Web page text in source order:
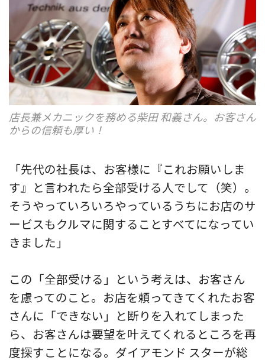
店長兼メカニックを務める柴田 和義さん。お客さん
からの信頼も厚い！
「先代の社長は、お客様に『これお願いしま
す』と言われたら全部受ける人でして（笑）。
そうやっていろいろやっているうちにお店のサ
ービスもクルマに関することすべてになってい
きました」
この「全部受ける」という考えは、お客さん
を慮ってのこと。お店を頼ってきてくれたお客
さんに「できない」と断りを入れてしまった
ら、お客さんは要望を叶えてくれるところを再
度探すことになる。ダイアモンド スターが総